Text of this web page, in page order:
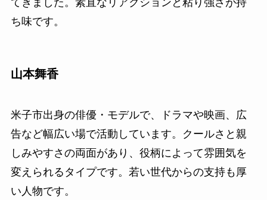
ち味です。
山本舞香
米子市出身の俳優・モデルで、ドラマや映画、広
告など幅広い場で活動しています。クールさと親
しみやすさの両面があり、役柄によって雰囲気を
変えられるタイプです。若い世代からの支持も厚
い人物です。